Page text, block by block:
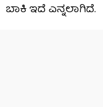
ಬಾಕಿ ಇದೆ ಎನ್ನಲಾಗಿದೆ.